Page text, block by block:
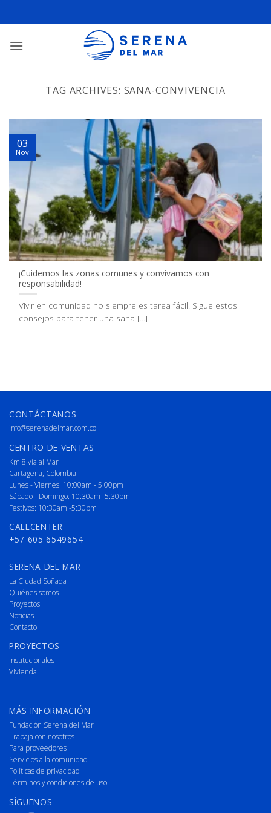
TAG ARCHIVES: SANA-CONVIVENCIA
¡Cuidemos las zonas comunes y convivamos con
responsabilidad!
Vivir en comunidad no siempre es tarea fácil. Sigue estos
consejos para tener una sana [...]
03
Nov
CONTÁCTANOS
info@serenadelmar.com.co
CENTRO DE VENTAS
Km 8 vía al Mar
Cartagena, Colombia
Lunes - Viernes: 10:00am - 5:00pm
Sábado - Domingo: 10:30am -5:30pm
Festivos: 10:30am -5:30pm
CALLCENTER
+57 605 6549654
SERENA DEL MAR
La Ciudad Soñada
Quiénes somos
Proyectos
Noticias
Contacto
PROYECTOS
Institucionales
Vivienda
MÁS INFORMACIÓN
Fundación Serena del Mar
Trabaja con nosotros
Para proveedores
Servicios a la comunidad
Políticas de privacidad
Términos y condiciones de uso
SÍGUENOS